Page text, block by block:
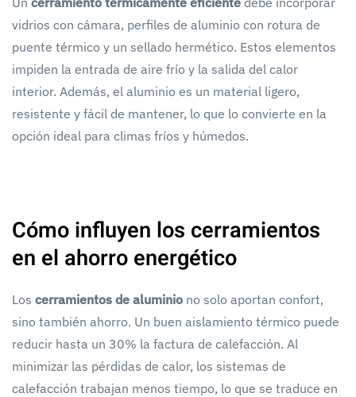
vidrios con cámara, perfiles de aluminio con rotura de
puente térmico y un sellado hermético. Estos elementos
impiden la entrada de aire frío y la salida del calor
interior. Además, el aluminio es un material ligero,
resistente y fácil de mantener, lo que lo convierte en la
opción ideal para climas fríos y húmedos.
Cómo influyen los cerramientos
en el ahorro energético
Los cerramientos de aluminio no solo aportan confort,
sino también ahorro. Un buen aislamiento térmico puede
reducir hasta un 30% la factura de calefacción. Al
minimizar las pérdidas de calor, los sistemas de
calefacción trabajan menos tiempo, lo que se traduce en